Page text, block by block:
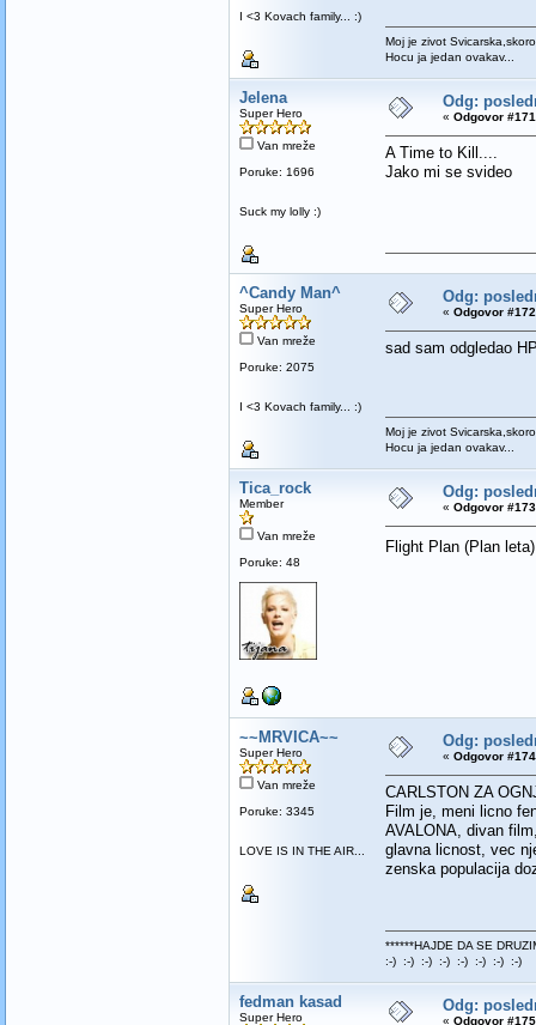
I <3 Kovach family... :)
Moj je zivot
Hocu ja jedan ovakav...
Jelena
Super Hero
Van mreže
Poruke: 1696
Suck my lolly :)
Odg:
« Odgovor
A Time to Kill....
Jako mi se svideo
^Candy Man^
Super Hero
Van mreže
Poruke: 2075
I <3 Kovach family... :)
Odg:
« Odgovor
sad sam odgledao
Moj je zivot
Hocu ja jedan ovakav...
Tica_rock
Member
Van mreže
Poruke: 48
Odg:
« Odgovor
Flight Plan (Plan
~~MRVICA~~
Super Hero
Van mreže
Poruke: 3345
LOVE IS IN THE AIR...
Odg:
« Odgovor
CARLSTON ZA
Film je, meni licno
AVALONA, divan
glavna licnost, vec
zenska populacija
******HAJDE DA SE
:-) :-) :-) :-) :-) :-) :-) :-)
fedman kasad
Super Hero
Odg:
« Odgovor